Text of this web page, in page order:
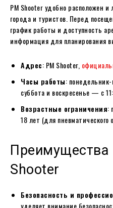
PM Shooter удобно расположен
города и туристов. Перед
график работы и доступность
информация для планирования
Адрес: PM Shooter,
Часы работы:
суббота и воскресенье — с
Возрастные ограничения:
18 лет (для
Преимущества
Shooter
Безопасность и